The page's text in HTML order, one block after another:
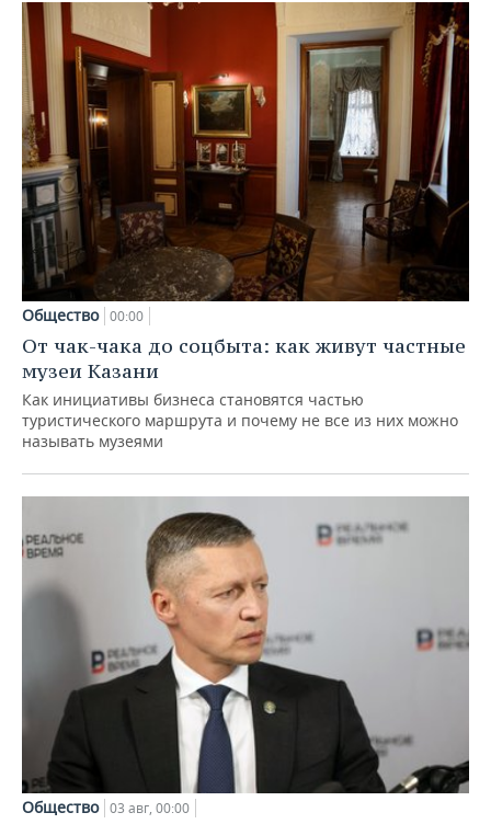
Общество 00:00
От чак-чака до соцбыта: как живут частные
музеи Казани
Как инициативы бизнеса становятся частью
туристического маршрута и почему не все из них можно
называть музеями
Общество 03 авг, 00:00